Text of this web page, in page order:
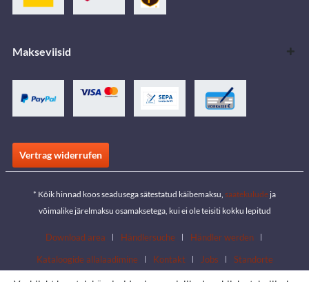
Makseviisid
Vertrag widerrufen
* Kõik hinnad koos seadusega sätestatud käibemaksu, saatekulude ja
võimalike järelmaksu osamaksetega, kui ei ole teisiti kokku lepitud
Download area Händlersuche
Händler werden
Kataloogide allalaadimine
Kontakt Jobs Standorte